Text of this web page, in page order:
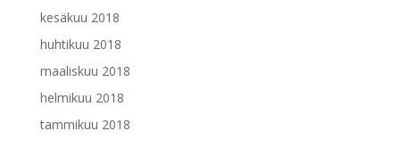
kesäkuu 2018
huhtikuu 2018
maaliskuu 2018
helmikuu 2018
tammikuu 2018